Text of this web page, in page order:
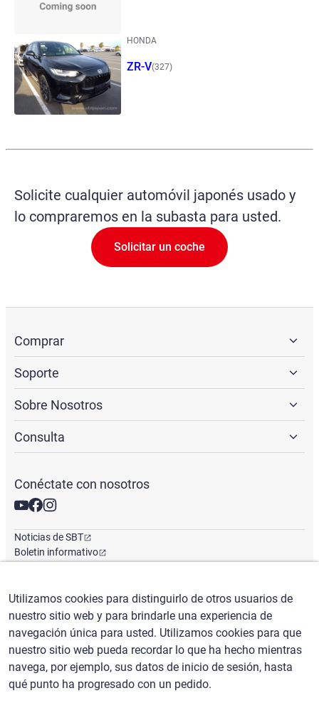
HONDA
ZR-V(327)
Solicite cualquier automóvil japonés usado y
lo compraremos en la subasta para usted.
Solicitar un coche
Comprar
Soporte
Sobre Nosotros
Consulta
Conéctate con nosotros
Noticias de SBT
Boletin informativo
Español / ($) USD
Utilizamos cookies para distinguirlo de otros usuarios de
nuestro sitio web y para brindarle una experiencia de
navegación única para usted. Utilizamos cookies para que
nuestro sitio web pueda recordar lo que ha hecho mientras
navega, por ejemplo, sus datos de inicio de sesión, hasta
qué punto ha progresado con un pedido.